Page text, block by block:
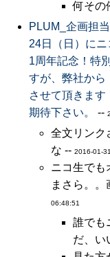
何その
PLUM_企画担当A ‏@plum_kikakuA 団長の皆々
24日（日）に
1周年記念！特
すが、弊社から
させて頂きま
期待下さい。
--
全文リンク
な -- 2016-01-
ニコ生でも
まさら。
06:48:51
誰でも
だ、い